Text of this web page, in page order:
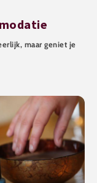
maar geniet je